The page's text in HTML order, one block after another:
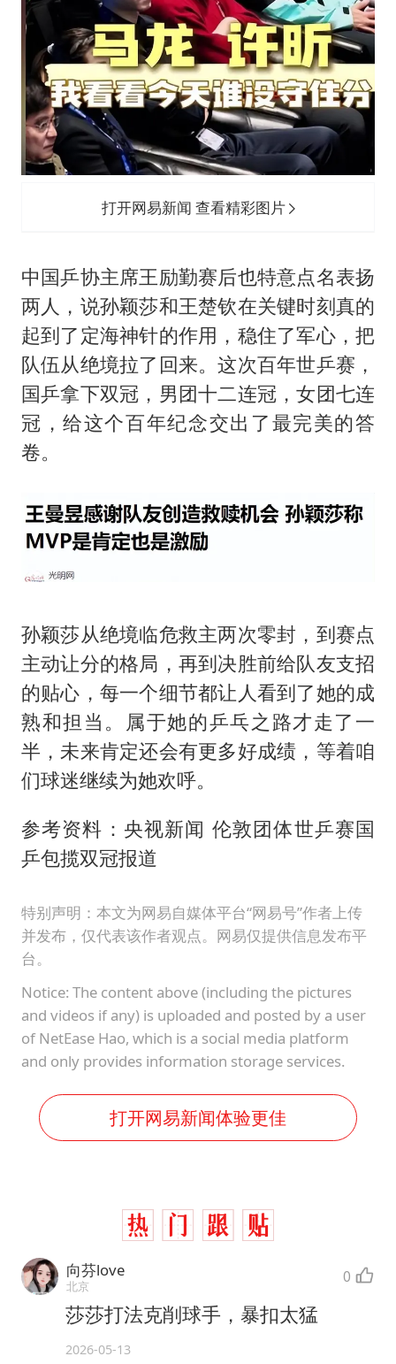
打开网易新闻 查看精彩图片
中国乒协主席王励勤赛后也特意点名表扬
两人，说孙颖莎和王楚钦在关键时刻真的
起到了定海神针的作用，稳住了军心，把
队伍从绝境拉了回来。这次百年世乒赛，
国乒拿下双冠，男团十二连冠，女团七连
冠，给这个百年纪念交出了最完美的答
卷。
孙颖莎从绝境临危救主两次零封，到赛点
主动让分的格局，再到决胜前给队友支招
的贴心，每一个细节都让人看到了她的成
熟和担当。属于她的乒乓之路才走了一
半，未来肯定还会有更多好成绩，等着咱
们球迷继续为她欢呼。
参考资料：央视新闻 伦敦团体世乒赛国
乒包揽双冠报道
特别声明：本文为网易自媒体平台“网易号”作者上传
并发布，仅代表该作者观点。网易仅提供信息发布平
台。
Notice: The content above (including the pictures
and videos if any) is uploaded and posted by a user
of NetEase Hao, which is a social media platform
and only provides information storage services.
打开网易新闻体验更佳
向芬love
北京 0
莎莎打法克削球手，暴扣太猛
2026-05-13